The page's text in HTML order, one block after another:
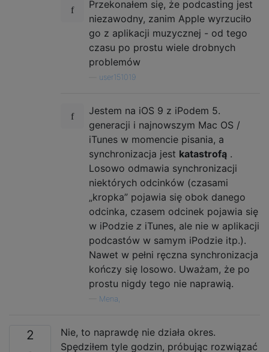
Przekonałem się, że podcasting jest
niezawodny, zanim Apple wyrzuciło
go z aplikacji muzycznej - od tego
czasu po prostu wiele drobnych
problemów
user151019
Jestem na iOS 9 z iPodem 5.
generacji i najnowszym Mac OS /
iTunes w momencie pisania, a
synchronizacja jest katastrofą .
Losowo odmawia synchronizacji
niektórych odcinków (czasami
„kropka” pojawia się obok danego
odcinka, czasem odcinek pojawia się
w iPodzie z iTunes, ale nie w aplikacji
podcastów w samym iPodzie itp.).
Nawet w pełni ręczna synchronizacja
kończy się losowo. Uważam, że po
prostu nigdy tego nie naprawią.
Mena,
2
Nie, to naprawdę nie działa okres.
Spędziłem tyle godzin, próbując rozwiązać